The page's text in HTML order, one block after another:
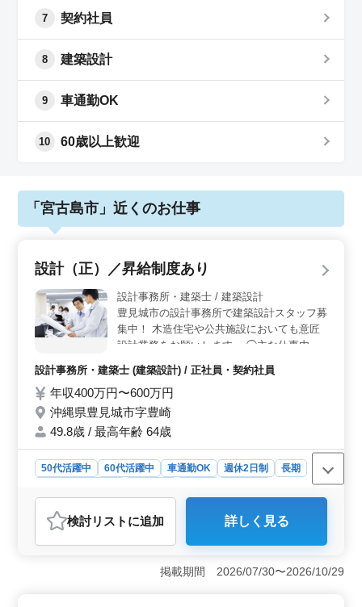
7 契約社員
8 建築設計
9 車通勤OK
10 60歳以上歓迎
「宮古島市」近くのお仕事
設計（正）／昇給制度あり
設計事務所・建築士 / 建築設計
豊見城市の設計事務所で建築設計スタッフ募
集中！ 木造住宅や公共施設においても意匠
設計業務をお願いします。 ◯主な仕事内容
・基本設計、実施設計、積算 ・確認申請、
各種書類作成、施工会社選定、設計監理 等
・CAD操作あり 現在50歳以上も活躍してい
る企業です。 ぜひ今までの経験を活かして
賞与あり ＊昇給制度あり ＊車通勤OK ＊50
歳以上活躍中 ＊60歳以上活躍中
設計事務所・建築士 (建築設計) / 正社員・契約社員
年収400万円〜600万円
沖縄県豊見城市字豊崎
49.8歳 / 最高年齢 64歳
50代活躍中 60代活躍中 車通勤OK 週休2日制
長期
おすすめポイント
＜経験を活かせる環境＞ シニア世代の方も活躍中の職場
で、豊富な経験を活かした即戦力として貢献いただけま
す。公共施設や木造住宅の設計など、多様な案件に携わ
検討リスト に追加 詳しく見る
掲載期間 2026/07/30〜2026/10/29